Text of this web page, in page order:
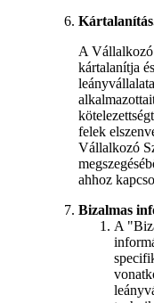
A Vállalkozó
kártalanítja
felek
Vállalkozó
ahhoz
Bizalmas
A